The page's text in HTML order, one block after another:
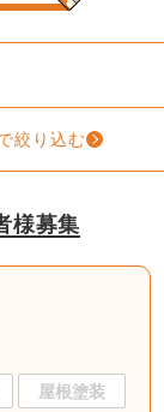
絞り込む
様募集
屋根塗装